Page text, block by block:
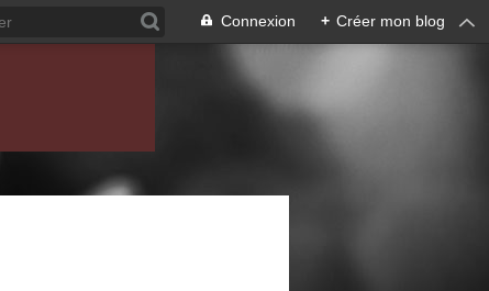
Connexion + Créer mon blog